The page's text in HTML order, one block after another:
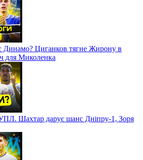
Динамо? Циганков тягне Жирону в
для Миколенка
Шахтар дарує шанс Дніпру-1, Зоря